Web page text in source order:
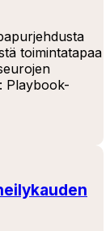
toimintatapaa
Playbook-